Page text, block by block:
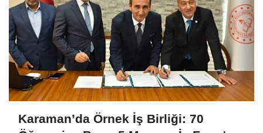
Karaman’da Örnek İş Birliği: 70